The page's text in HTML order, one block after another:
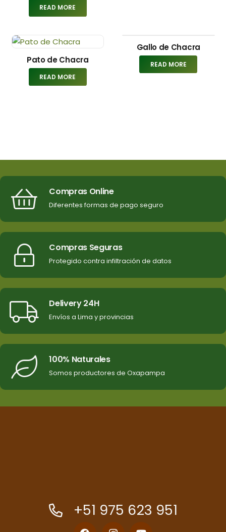
READ MORE
Pato de Chacra
READ MORE
Gallo de Chacra
READ MORE
Compras Online
Diferentes formas de pago seguro
Compras Seguras
Protegido contra infiltración de datos
Delivery 24H
Envíos a Lima y provincias
100% Naturales
Somos productores de Oxapampa
+51 975 623 951